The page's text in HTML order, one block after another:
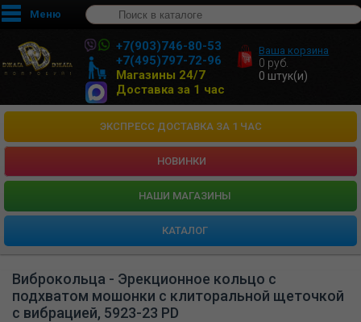
Меню
+7(903)746-80-53
+7(495)797-72-96
Магазины 24/7
Доставка за 1 час
Ваша корзина
0 руб.
0 штук(и)
ЭКСПРЕСС ДОСТАВКА ЗА 1 ЧАС
НОВИНКИ
HАШИ МАГАЗИНЫ
КАТАЛОГ
Виброкольца - Эрекционное кольцо с
подхватом мошонки с клиторальной щеточкой
с вибрацией, 5923-23 PD